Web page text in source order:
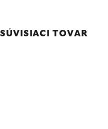
SÚVISIACI TOVAR